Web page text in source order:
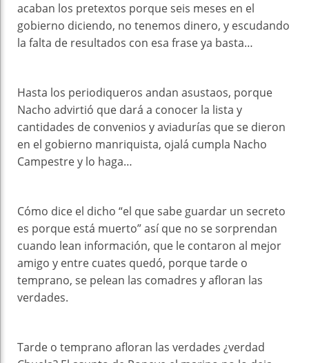
acaban los pretextos porque seis meses en el
gobierno diciendo, no tenemos dinero, y escudando
la falta de resultados con esa frase ya basta…
Hasta los periodiqueros andan asustaos, porque
Nacho advirtió que dará a conocer la lista y
cantidades de convenios y aviadurías que se dieron
en el gobierno manriquista, ojalá cumpla Nacho
Campestre y lo haga…
Cómo dice el dicho “el que sabe guardar un secreto
es porque está muerto” así que no se sorprendan
cuando lean información, que le contaron al mejor
amigo y entre cuates quedó, porque tarde o
temprano, se pelean las comadres y afloran las
verdades.
Tarde o temprano afloran las verdades ¿verdad